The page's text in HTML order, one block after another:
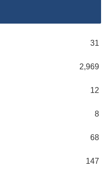
31
2,969
12
8
68
147